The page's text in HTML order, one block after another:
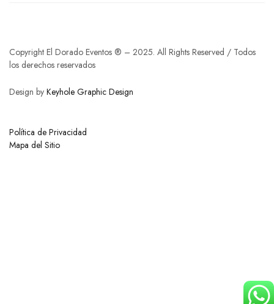
Copyright El Dorado Eventos ® – 2025. All Rights Reserved / Todos
los derechos reservados
Design by Keyhole Graphic Design
Política de Privacidad
Mapa del Sitio